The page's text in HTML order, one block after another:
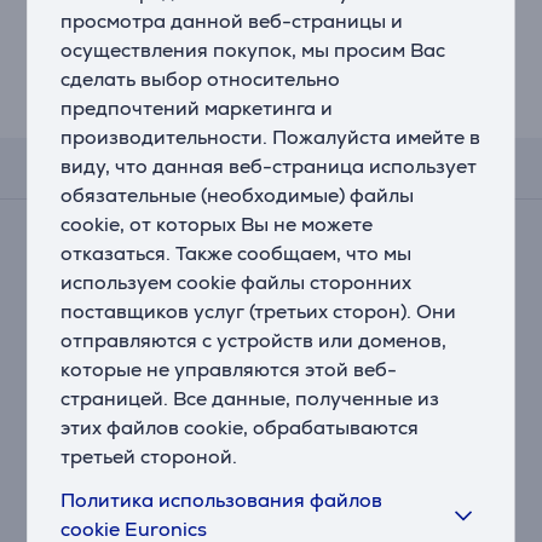
просмотра данной веб-страницы и
осуществления покупок, мы просим Вас
сделать выбор относительно
предпочтений маркетинга и
производительности. Пожалуйста имейте в
виду, что данная веб-страница использует
обязательные (необходимые) файлы
cookie, от которых Вы не можете
отказаться. Также сообщаем, что мы
используем cookie файлы сторонних
поставщиков услуг (третьих сторон). Они
отправляются с устройств или доменов,
которые не управляются этой веб-
страницей. Все данные, полученные из
этих файлов cookie, обрабатываются
третьей стороной.
Политика использования файлов
cookie Euronics
Цена:
16.99 €
Отзывы
Сейчас отзывов нет.
После совершения покупки откроется возможность
внести свой вклад и первым/первой оставить свой
отзыв об изделии.